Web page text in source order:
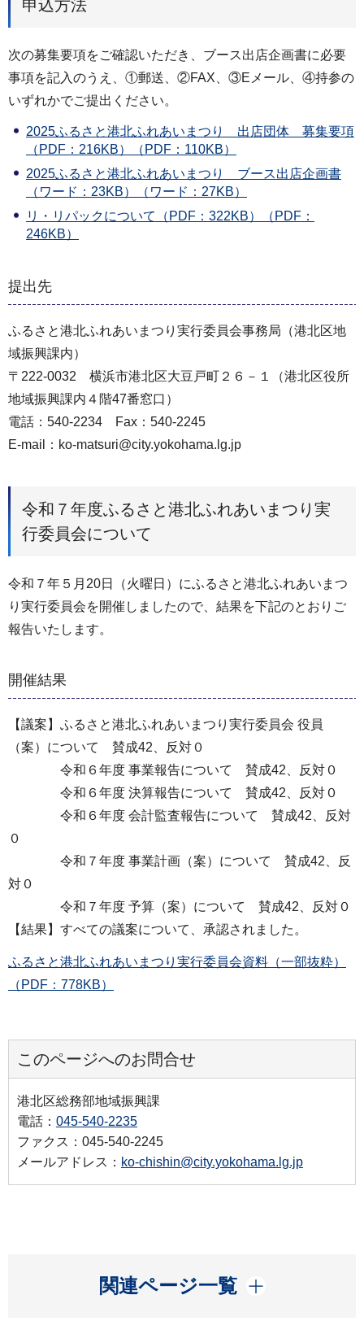
申込方法
次の募集要項をご確認いただき、ブース出店企画書に必要
事項を記入のうえ、①郵送、②FAX、③Eメール、④持参の
いずれかでご提出ください。
2025ふるさと港北ふれあいまつり 出店団体 募集要項
（PDF：216KB）（PDF：110KB）
2025ふるさと港北ふれあいまつり ブース出店企画書
（ワード：23KB）（ワード：27KB）
リ・リパックについて（PDF：322KB）（PDF：
246KB）
提出先
ふるさと港北ふれあいまつり実行委員会事務局（港北区地
域振興課内）
〒222-0032 横浜市港北区大豆戸町２６－１（港北区役所
地域振興課内４階47番窓口）
電話：540-2234 Fax：540-2245
E-mail：ko-matsuri@city.yokohama.lg.jp
令和７年度ふるさと港北ふれあいまつり実
行委員会について
令和７年５月20日（火曜日）にふるさと港北ふれあいまつ
り実行委員会を開催しましたので、結果を下記のとおりご
報告いたします。
開催結果
【議案】ふるさと港北ふれあいまつり実行委員会 役員
（案）について 賛成42、反対０
令和６年度 事業報告について 賛成42、反対０
令和６年度 決算報告について 賛成42、反対０
令和６年度 会計監査報告について 賛成42、反対
０
令和７年度 事業計画（案）について 賛成42、反
対０
令和７年度 予算（案）について 賛成42、反対０
【結果】すべての議案について、承認されました。
ふるさと港北ふれあいまつり実行委員会資料（一部抜粋）
（PDF：778KB）
このページへのお問合せ
港北区総務部地域振興課
電話： 045-540-2235
ファクス：045-540-2245
メールアドレス： ko-chishin@city.yokohama.lg.jp
関連ページ一覧
開く